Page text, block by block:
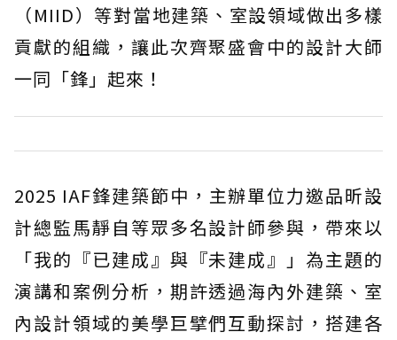
（MIID）等對當地建築、室設領域做出多樣
貢獻的組織，讓此次齊聚盛會中的設計大師
一同「鋒」起來！
2025 IAF鋒建築節中，主辦單位力邀品昕設
計總監馬靜自等眾多名設計師參與，帶來以
「我的『已建成』與『未建成』」為主題的
演講和案例分析，期許透過海內外建築、室
內設計領域的美學巨擘們互動探討，搭建各